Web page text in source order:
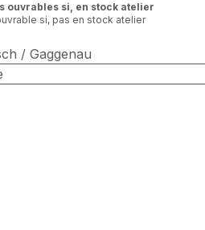
ouvrables si, en stock atelier
si, pas en stock atelier
/ Gaggenau